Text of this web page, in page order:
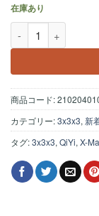
在庫あり
商品コード:
カテゴリー:3x3x3, 新
タグ:3x3x3, QiYi, X-